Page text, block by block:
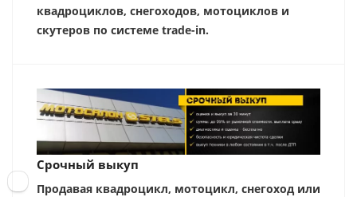
квадроциклов, снегоходов, мотоциклов и
скутеров по системе trade-in.
Срочный выкуп
Продавая квадроцикл, мотоцикл, снегоход или